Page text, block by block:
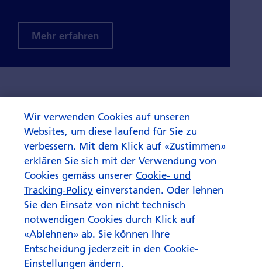
Mehr erfahren
Wir verwenden Cookies auf unseren
Websites, um diese laufend für Sie zu
verbessern. Mit dem Klick auf «Zustimmen»
erklären Sie sich mit der Verwendung von
Cookies gemäss unserer Cookie- und
Tracking-Policy einverstanden. Oder lehnen
Sie den Einsatz von nicht technisch
notwendigen Cookies durch Klick auf
«Ablehnen» ab. Sie können Ihre
Entscheidung jederzeit in den Cookie-
Einstellungen ändern.